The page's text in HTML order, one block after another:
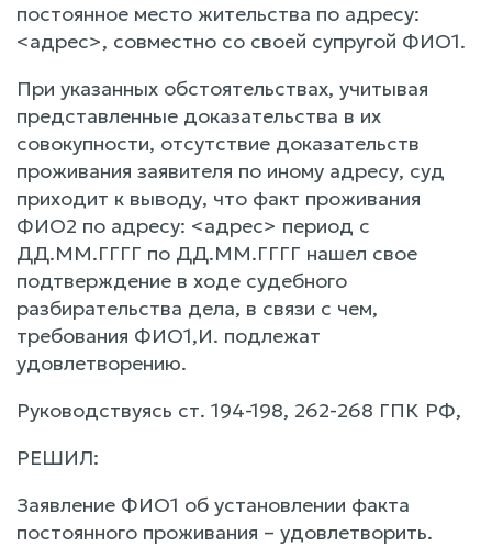
постоянное место жительства по адресу:
<адрес>, совместно со своей супругой ФИО1.
При указанных обстоятельствах, учитывая
представленные доказательства в их
совокупности, отсутствие доказательств
проживания заявителя по иному адресу, суд
приходит к выводу, что факт проживания
ФИО2 по адресу: <адрес> период с
ДД.ММ.ГГГГ по ДД.ММ.ГГГГ нашел свое
подтверждение в ходе судебного
разбирательства дела, в связи с чем,
требования ФИО1,И. подлежат
удовлетворению.
Руководствуясь ст. 194-198, 262-268 ГПК РФ,
РЕШИЛ:
Заявление ФИО1 об установлении факта
постоянного проживания – удовлетворить.